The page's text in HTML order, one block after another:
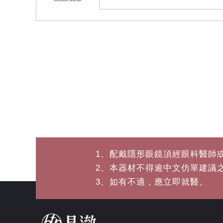
1、配戴隱形眼鏡須經眼科醫師
2、本器材不得逾中文仿單建議
3、如有不適，應立即就醫。